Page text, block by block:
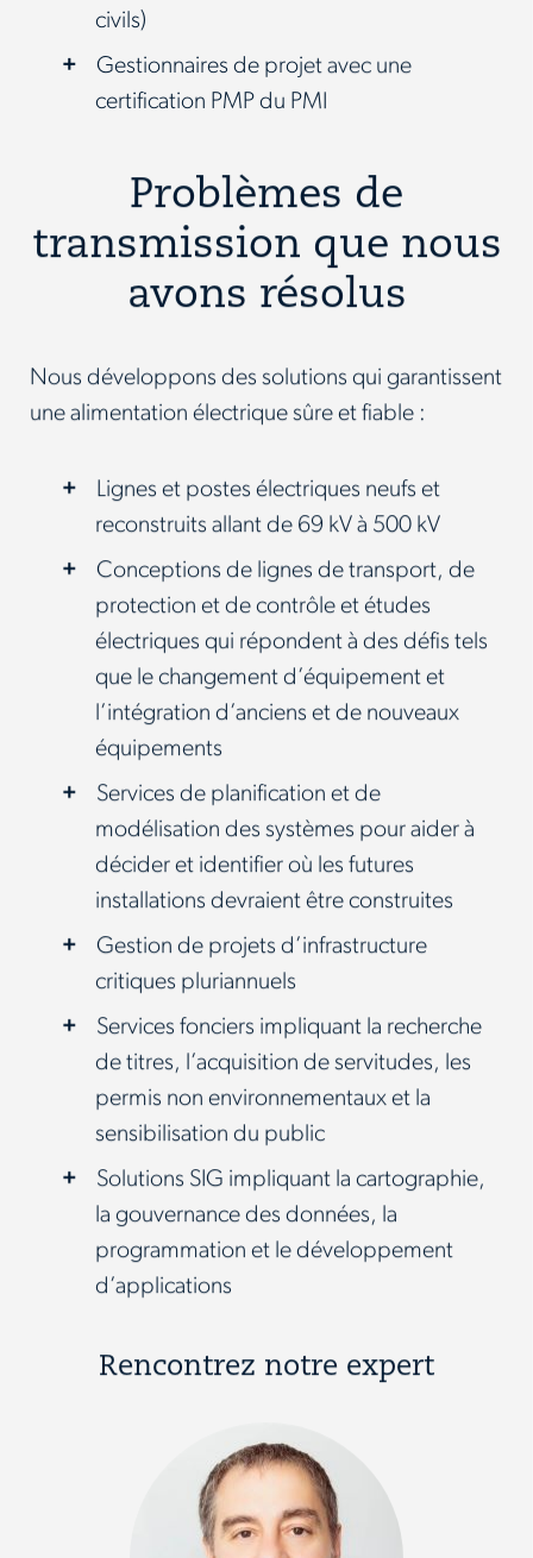
civils)
Gestionnaires de projet avec une
certification PMP du PMI
Problèmes de
transmission que nous
avons résolus
Nous développons des solutions qui garantissent
une alimentation électrique sûre et fiable :
Lignes et postes électriques neufs et
reconstruits allant de 69 kV à 500 kV
Conceptions de lignes de transport, de
protection et de contrôle et études
électriques qui répondent à des défis tels
que le changement d’équipement et
l’intégration d’anciens et de nouveaux
équipements
Services de planification et de
modélisation des systèmes pour aider à
décider et identifier où les futures
installations devraient être construites
Gestion de projets d’infrastructure
critiques pluriannuels
Services fonciers impliquant la recherche
de titres, l’acquisition de servitudes, les
permis non environnementaux et la
sensibilisation du public
Solutions SIG impliquant la cartographie,
la gouvernance des données, la
programmation et le développement
d’applications
Rencontrez notre expert